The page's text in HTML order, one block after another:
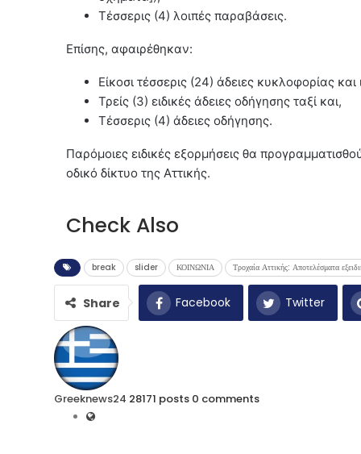
Τέσσερις (4) λοιπές παραβάσεις.
Επίσης, αφαιρέθηκαν:
Είκοσι τέσσερις (24) άδειες κυκλοφορίας
Τρείς (3) ειδικές άδειες οδήγησης ταξί και,
Τέσσερις (4) άδειες οδήγησης.
Παρόμοιες ειδικές εξορμήσεις θα
οδικό δίκτυο της Αττικής.
Check Also
break slider ΚΟΙΝΩΝΙΑ Τροχαία Αττικής: Αποτελέσματα
Share Facebook Twitter
Greeknews24 28171 posts 0 comments